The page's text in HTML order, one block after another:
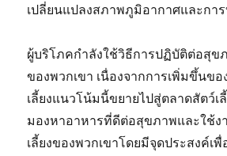
เปลี่ยนแปลงสภาพภูมิอากาศและการ
ผู้บริโภคกำลังใช้วิธีการปฏิบัติต่อสุข
ของพวกเขา เนื่องจากการเพิ่มขึ้นข
เลี้ยงแนวโน้มนี้ขยายไปสู่ตลาดสัตว์เ
มองหาอาหารที่ดีต่อสุขภาพและใช้ง
เลี้ยงของพวกเขาโดยมีจุดประสงค์เ